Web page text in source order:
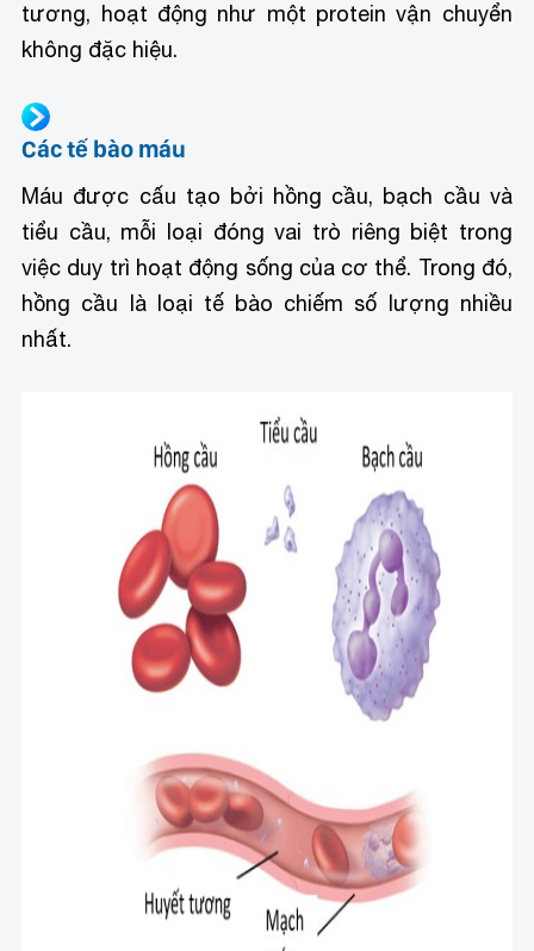
tương, hoạt động như một protein vận chuyển
không đặc hiệu.
Các tế bào máu
Máu được cấu tạo bởi hồng cầu, bạch cầu và
tiểu cầu, mỗi loại đóng vai trò riêng biệt trong
việc duy trì hoạt động sống của cơ thể. Trong đó,
hồng cầu là loại tế bào chiếm số lượng nhiều
nhất.